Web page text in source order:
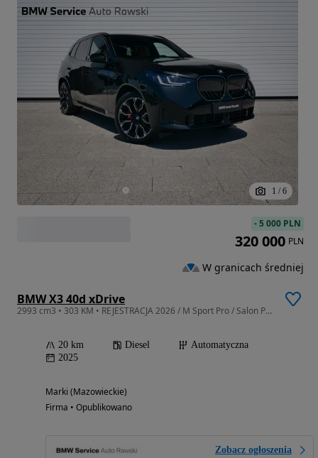
1 / 6
BMW X3 40d xDrive
2993 cm3 • 303 KM • REJESTRACJA 2026 / M Sport Pro / Salon Polska
20 km Diesel
Automatyczna
2025
Marki (Mazowieckie)
Firma • Opublikowano
Zobacz ogłoszenia
-5 000 PLN
320 000 PLN
W granicach średniej